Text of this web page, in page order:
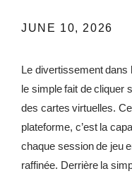
Testimonials
CONTACT
REWARDS
JUNE 10, 2026
Le divertissement dans
le simple fait de cliquer
des cartes virtuelles.
plateforme, c’est la
chaque session de jeu
raffinée. Derrière la